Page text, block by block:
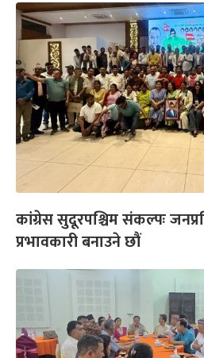
कांग्रेस सुदूरपश्चिम संकल्पः
प्रभावकारी बनाउने छौं